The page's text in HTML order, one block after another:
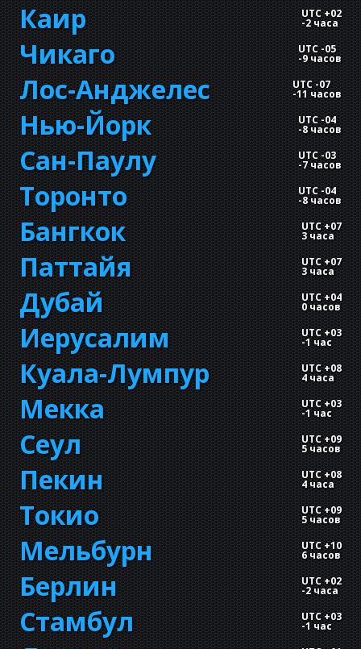
Каир UTC +02
-2 часа
Чикаго UTC -05
-9 часов
Лос-Анджелес UTC -07
-11 часов
Нью-Йорк UTC -04
-8 часов
Сан-Паулу UTC -03
-7 часов
Торонто UTC -04
-8 часов
Бангкок UTC +07
3 часа
Паттайя UTC +07
3 часа
Дубай UTC +04
0 часов
Иерусалим UTC +03
-1 час
Куала-Лумпур UTC +08
4 часа
Мекка UTC +03
-1 час
Сеул UTC +09
5 часов
Пекин UTC +08
4 часа
Токио UTC +09
5 часов
Мельбурн UTC +10
6 часов
Берлин UTC +02
-2 часа
Стамбул UTC +03
-1 час